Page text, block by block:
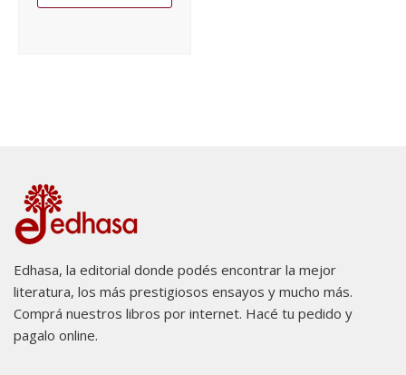
Edhasa, la editorial donde podés encontrar la mejor
literatura, los más prestigiosos ensayos y mucho más.
Comprá nuestros libros por internet. Hacé tu pedido y
pagalo online.